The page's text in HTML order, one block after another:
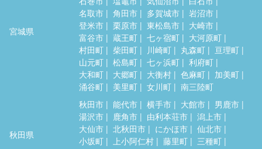
宮城県
名取市
角田市 多賀城市
岩沼市
登米市
栗原市 東松島市
大崎市
富谷市
蔵王町 七ヶ宿町
大河原町
村田町
柴田町 川崎町 丸森町
亘理町
山元町
松島町 七ヶ浜町
利府町
大和町
大郷町 大衡村 色麻町
加美町
涌谷町
美里町 女川町 南三陸町
秋田県
秋田市 能代市 横手市 大館市
男鹿市
湯沢市
鹿角市 由利本荘市
潟上市
大仙市
北秋田市 にかほ市
仙北市
小坂町
上小阿仁村 藤里町
三種町